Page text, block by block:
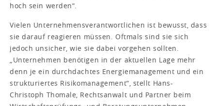
hoch sein werden“.
Vielen Unternehmensverantwortlichen ist bewusst, dass
sie darauf reagieren müssen. Oftmals sind sie sich
jedoch unsicher, wie sie dabei vorgehen sollten.
„Unternehmen benötigen in der aktuellen Lage mehr
denn je ein durchdachtes Energiemanagement und ein
strukturiertes Risikomanagement“, stellt Hans-
Christoph Thomale, Rechtsanwalt und Partner beim